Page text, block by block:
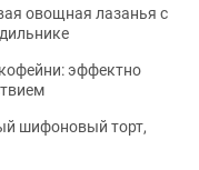
овощная лазанья с
эффектно
шифоновый торт,